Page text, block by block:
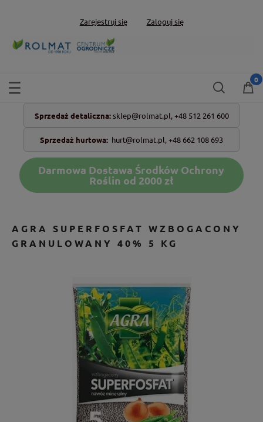
Zarejestruj się Zaloguj się
Sprzedaż detaliczna: sklep@rolmat.pl, +48 512 261 600
Sprzedaż hurtowa: hurt@rolmat.pl,+48 662 108 693
Darmowa Dostawa Środków Ochrony
Roślin od 2000 zł
AGRA SUPERFOSFAT WZBOGACONY
GRANULOWANY 40% 5 KG